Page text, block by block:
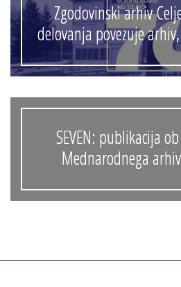
Zgodovinski arhiv
delovanja povezuje
SEVEN: publikacija
Mednarodnega